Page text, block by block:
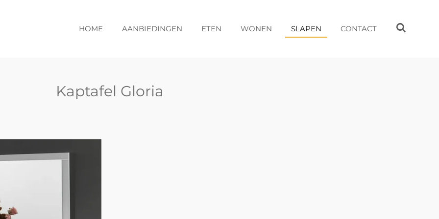
HOME AANBIEDINGEN ETEN WONEN SLAPEN CONTACT
Kaptafel Gloria